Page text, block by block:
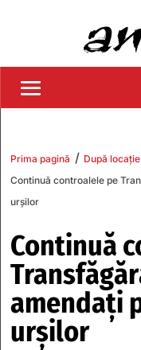
Prima pagină / După locație
Continuă controalele pe
urșilor
Continuă
amendați
urșilor